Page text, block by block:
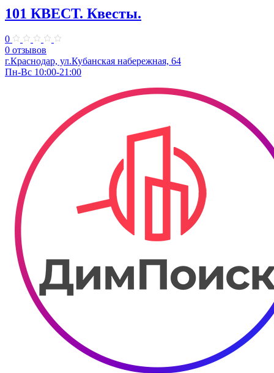
101 КВЕСТ. Квесты.
0
0 отзывов
г.Краснодар, ул.Кубанская набережная, 64
Пн-Вс 10:00-21:00